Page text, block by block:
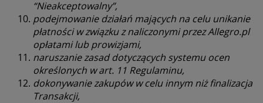
“Nieakceptowalny”,
podejmowanie działań mających na celu unikanie
płatności w związku z naliczonymi przez Allegro.pl
opłatami lub prowizjami,
naruszanie zasad dotyczących systemu ocen
określonych w art. 11 Regulaminu,
dokonywanie zakupów w celu innym niż finalizacja
Transakcji,